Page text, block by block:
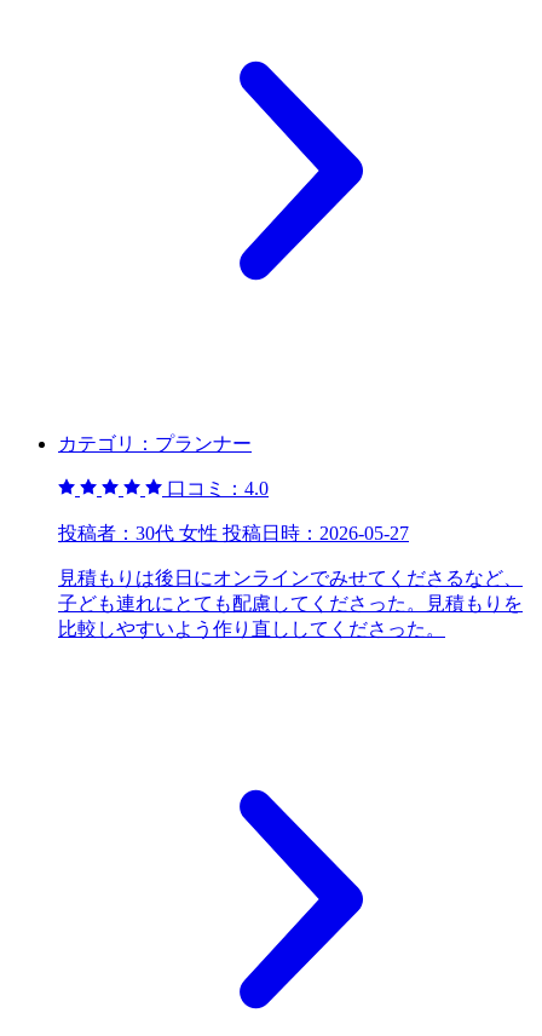
カテゴリ： プランナー
口コミ： 4.0
投稿者： 30代 女性 投稿日時： 2026-05-27
見積もりは後日にオンラインでみせてくださるなど、
子ども連れにとても配慮してくださった。見積もりを
比較しやすいよう作り直ししてくださった。